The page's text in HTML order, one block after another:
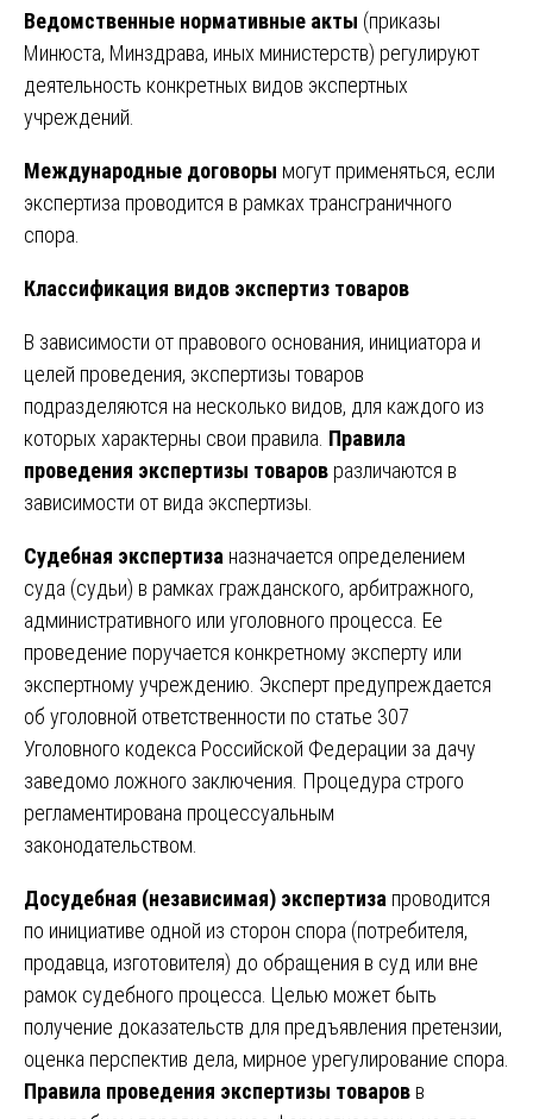
Ведомственные нормативные акты (приказы
Минюста, Минздрава, иных министерств) регулируют
деятельность конкретных видов экспертных
учреждений.
Международные договоры могут применяться, если
экспертиза проводится в рамках трансграничного
спора.
Классификация видов экспертиз товаров
В зависимости от правового основания, инициатора и
целей проведения, экспертизы товаров
подразделяются на несколько видов, для каждого из
которых характерны свои правила. Правила
проведения экспертизы товаров различаются в
зависимости от вида экспертизы.
Судебная экспертиза назначается определением
суда (судьи) в рамках гражданского, арбитражного,
административного или уголовного процесса. Ее
проведение поручается конкретному эксперту или
экспертному учреждению. Эксперт предупреждается
об уголовной ответственности по статье 307
Уголовного кодекса Российской Федерации за дачу
заведомо ложного заключения. Процедура строго
регламентирована процессуальным
законодательством.
Досудебная (независимая) экспертиза проводится
по инициативе одной из сторон спора (потребителя,
продавца, изготовителя) до обращения в суд или вне
рамок судебного процесса. Целью может быть
получение доказательств для предъявления претензии,
оценка перспектив дела, мирное урегулирование спора.
Правила проведения экспертизы товаров в